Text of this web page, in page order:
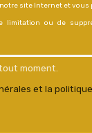
site Internet et vous
limitation ou de
moment.
et la